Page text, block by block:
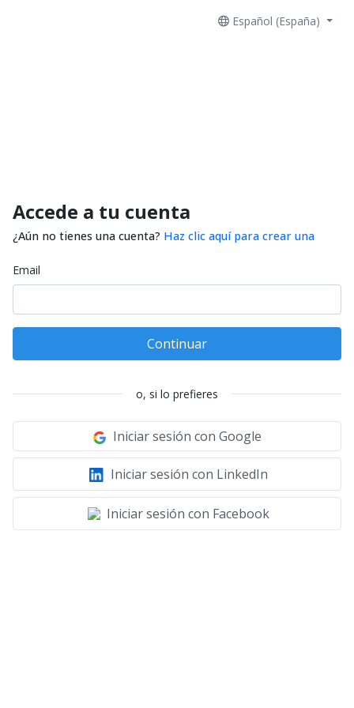
Español (España)
Accede a tu cuenta
¿Aún no tienes una cuenta? Haz clic aquí para crear una
Email
Continuar
o, si lo prefieres
Iniciar sesión con Google
Iniciar sesión con LinkedIn
Iniciar sesión con Facebook